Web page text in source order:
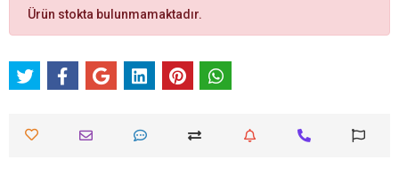
Ürün stokta bulunmamaktadır.